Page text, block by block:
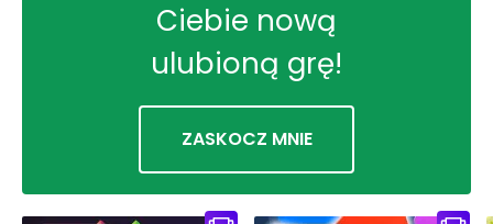
Ciebie nową
ulubioną grę!
ZASKOCZ MNIE